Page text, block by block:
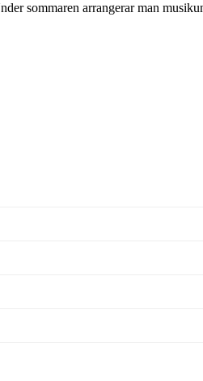
sommaren arrangerar man